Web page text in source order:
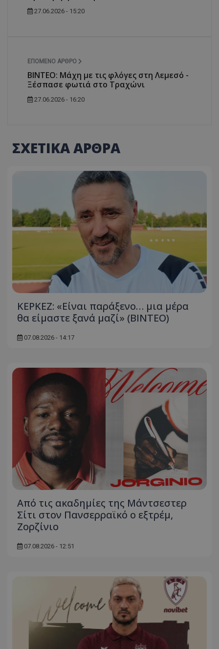
27.06.2026 - 15:20
ΕΠΌΜΕΝΟ ΆΡΘΡΟ
ΒΙΝΤΕΟ: Μάχη με τις φλόγες στη Λεμεσό -
Ξέσπασε φωτιά στο Τραχώνι
27.06.2026 - 16:20
ΣΧΕΤΙΚΑ ΑΡΘΡΑ
ΚΕΡΚΕΖ: «Είναι παράξενο… μια μέρα
θα είμαστε ξανά μαζί» (BINTEO)
07.08.2026 - 14:17
Από τις ακαδημίες της Μάντσεστερ
Σίτι στον Πανσερραϊκό ο εξτρέμ,
Ζορζίνιο
07.08.2026 - 12:51